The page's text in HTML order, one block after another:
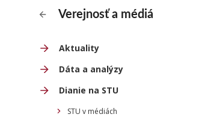
Verejnosť a médiá
Aktuality
Dáta a analýzy
Dianie na STU
STU v médiách